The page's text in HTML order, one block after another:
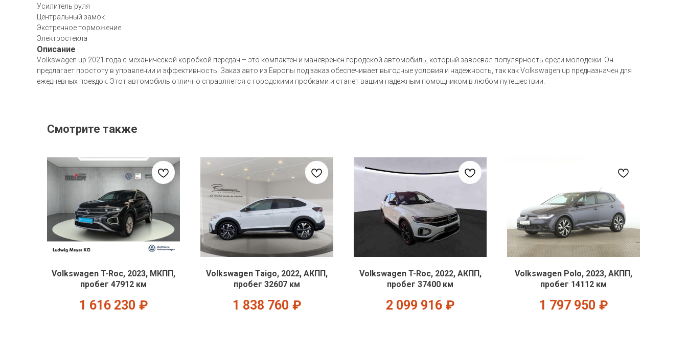
Усилитель руля
Центральный замок
Экстренное торможение
Электростекла
Описание
Volkswagen up 2021 года с механической коробкой передач – это компактен и маневренен городской автомобиль, который завоевал популярность среди молодежи. Он
предлагает простоту в управлении и эффективность. Заказ авто из Европы под заказ обеспечивает выгодные условия и надежность, так как Volkswagen up предназначен для
ежедневных поездок. Этот автомобиль отлично справляется с городскими пробками и станет вашим надежным помощником в любом путешествии.
Смотрите также
Volkswagen T-Roc, 2023, МКПП,
пробег 47912 км
1 616 230 ₽
Volkswagen Taigo, 2022, АКПП,
пробег 32607 км
1 838 760 ₽
Volkswagen T-Roc, 2022, АКПП,
пробег 37400 км
2 099 916 ₽
Volkswagen Polo, 2023, АКПП,
пробег 14112 км
1 797 950 ₽